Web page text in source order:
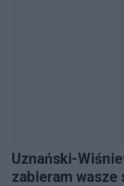
Uznański-
zabieram wasze